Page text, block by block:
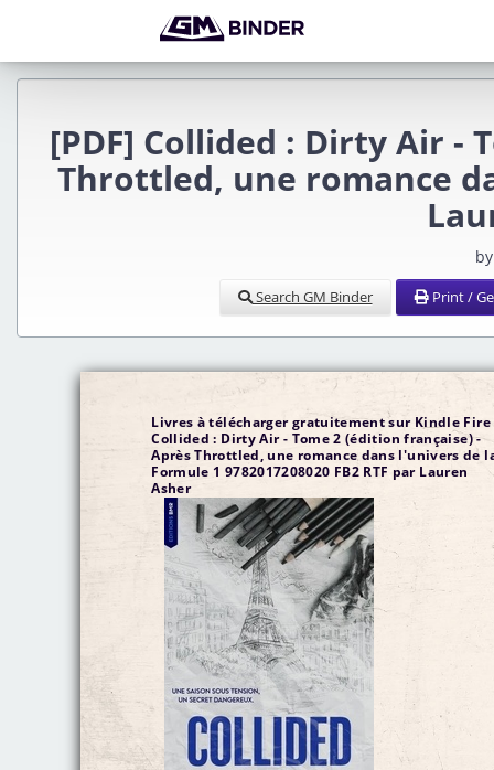
[PDF] Collided : Dirty Air -
Throttled, une romance
Search GM Binder Print /
Livres à télécharger gratuitement sur Kindle Fire
Collided : Dirty Air - Tome 2 (édition française) -
Après Throttled, une romance dans l'univers de
Formule 1 9782017208020 FB2 RTF par Lauren
Asher